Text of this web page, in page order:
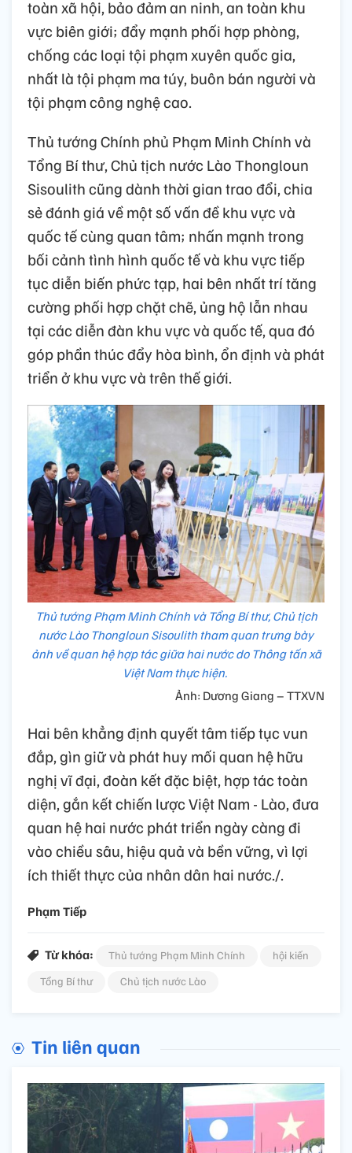
toàn xã hội, bảo đảm an ninh, an toàn khu
vực biên giới; đẩy mạnh phối hợp phòng,
chống các loại tội phạm xuyên quốc gia,
nhất là tội phạm ma túy, buôn bán người và
tội phạm công nghệ cao.
Thủ tướng Chính phủ Phạm Minh Chính và
Tổng Bí thư, Chủ tịch nước Lào Thongloun
Sisoulith cũng dành thời gian trao đổi, chia
sẻ đánh giá về một số vấn đề khu vực và
quốc tế cùng quan tâm; nhấn mạnh trong
bối cảnh tình hình quốc tế và khu vực tiếp
tục diễn biến phức tạp, hai bên nhất trí tăng
cường phối hợp chặt chẽ, ủng hộ lẫn nhau
tại các diễn đàn khu vực và quốc tế, qua đó
góp phần thúc đẩy hòa bình, ổn định và phát
triển ở khu vực và trên thế giới.
Thủ tướng Phạm Minh Chính và Tổng Bí thư, Chủ tịch
nước Lào Thongloun Sisoulith tham quan trưng bày
ảnh về quan hệ hợp tác giữa hai nước do Thông tấn xã
Việt Nam thực hiện.
Ảnh: Dương Giang – TTXVN
Hai bên khẳng định quyết tâm tiếp tục vun
đắp, gìn giữ và phát huy mối quan hệ hữu
nghị vĩ đại, đoàn kết đặc biệt, hợp tác toàn
diện, gắn kết chiến lược Việt Nam - Lào, đưa
quan hệ hai nước phát triển ngày càng đi
vào chiều sâu, hiệu quả và bền vững, vì lợi
ích thiết thực của nhân dân hai nước./.
Phạm Tiếp
Từ khóa: Thủ tướng Phạm Minh Chính
hội kiến
Tổng Bí thư
Chủ tịch nước Lào
Tin liên quan